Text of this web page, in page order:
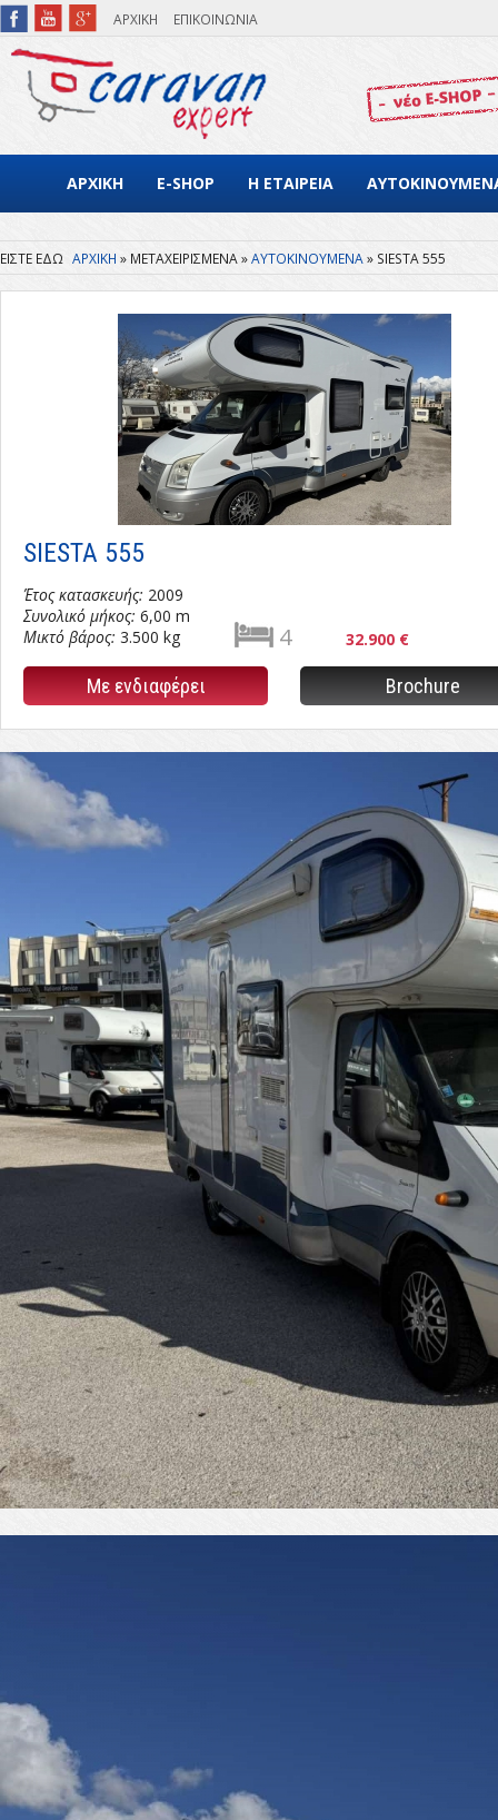
Παράκαμψη προς το κυρίως περιεχόμενο
ΑΡΧΙΚΗ ΕΠΙΚΟΙΝΩΝΙΑ
ΑΡΧΙΚΗ E-SHOP Η ΕΤΑΙΡΕΙΑ
Είστε εδώ
ΑΡΧΙΚΗ ΜΕΤΑΧΕΙΡΙΣΜΕΝΑ ΑΥΤΟΚΙΝΟΥΜΕΝΑ SIESTA 555
SIESTA 555
Έτος κατασκευής: 2009
Συνολικό μήκος: 6,00 m
Μικτό βάρος: 3.500 kg 4 32.900 €
Με ενδιαφέρει Brochure